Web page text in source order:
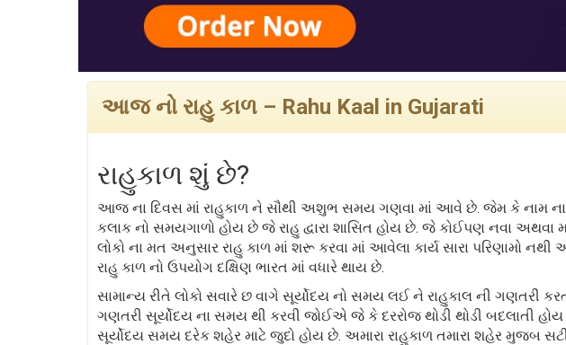
આજ નો રાહુ કાળ – Rahu Kaal in Gujarati
રાહુકાળ શું છે?
આજ ના દિવસ માં રાહુકાળ ને સૌથી અશુભ સમય ગણવા માં આવે છે. જેમ કે નામ
કલાક નો સમયગાળો હોય છે જે રાહુ દ્વારા શાસિત હોય છે. જે કોઈપણ નવા
લોકો ના મત અનુસાર રાહુ કાળ માં શરૂ કરવા માં આવેલા કાર્ય સારા પરિણામો
રાહુ કાળ નો ઉપયોગ દક્ષિણ ભારત માં વધારે થાય છે.
સામાન્ય રીતે લોકો સવારે છ વાગે સૂર્યોદય નો સમય લઈ ને રાહુકાલ ની ગણતરી
ગણતરી સૂર્યોદય ના સમય થી કરવી જોઈએ જે કે દરરોજ થોડી થોડી બદલાતી
સૂર્યોદય સમય દરેક શહેર માટે જુદો હોય છે. અમારા રાહુકાળ તમારા શહેર મુજબ